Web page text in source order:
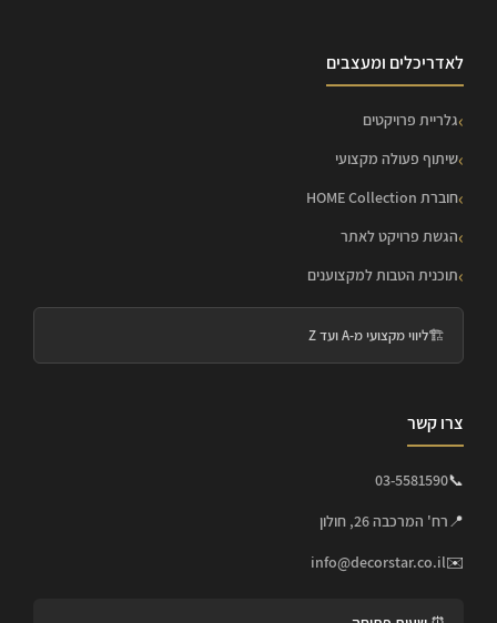
לאדריכלים ומעצבים
גלריית פרויקטים
שיתוף פעולה מקצועי
חוברת HOME Collection
הגשת פרויקט לאתר
תוכנית הטבות למקצוענים
🏗️ליווי מקצועי מ-A ועד Z
צרו קשר
📞
03-5581590
📍רח' המרכבה 26, חולון
✉️
info@decorstar.co.il